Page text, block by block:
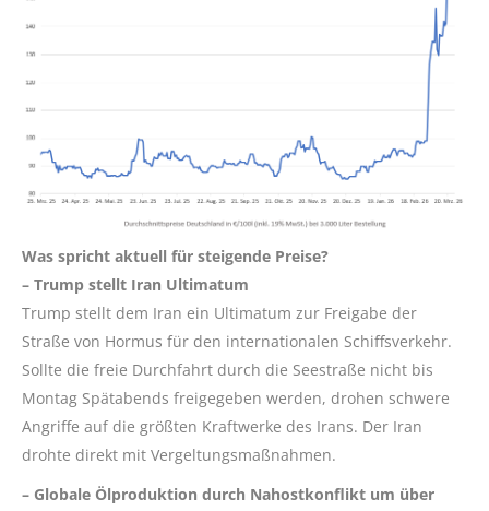
Was spricht aktuell für steigende Preise?
– Trump stellt Iran Ultimatum
Trump stellt dem Iran ein Ultimatum zur Freigabe der
Straße von Hormus für den internationalen Schiffsverkehr.
Sollte die freie Durchfahrt durch die Seestraße nicht bis
Montag Spätabends freigegeben werden, drohen schwere
Angriffe auf die größten Kraftwerke des Irans. Der Iran
drohte direkt mit Vergeltungsmaßnahmen.
– Globale Ölproduktion durch Nahostkonflikt um über